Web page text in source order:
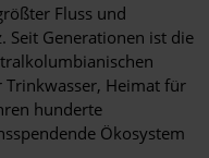
Fluss und
. Seit Generationen ist die
Trinkwasser, Heimat für
hunderte
Ökosystem